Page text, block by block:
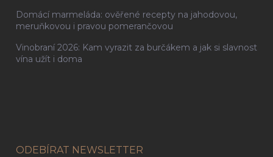
Domácí marmeláda: ověřené recepty na jahodovou,
meruňkovou i pravou pomerančovou
Vinobraní 2026: Kam vyrazit za burčákem a jak si slavnost
vína užít i doma
ODEBÍRAT NEWSLETTER